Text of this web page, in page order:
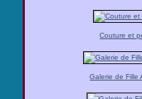
Couture et
Galerie de Fille